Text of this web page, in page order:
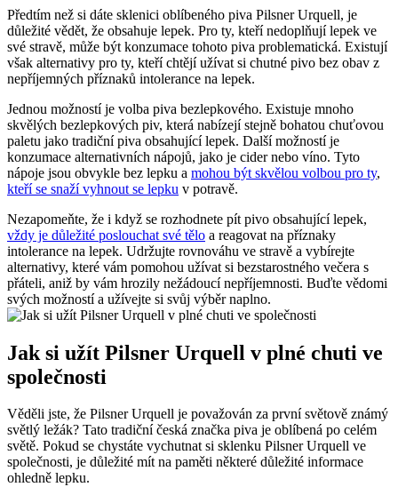
Předtím než si dáte sklenici oblíbeného piva Pilsner Urquell, je
důležité vědět, že obsahuje lepek. Pro ty, kteří nedoplňují lepek ve
své stravě, může být konzumace tohoto piva problematická. Existují
však alternativy pro ty, kteří chtějí užívat si chutné pivo bez obav z
nepříjemných příznaků intolerance na lepek.
Jednou možností je volba piva bezlepkového. Existuje mnoho
skvělých bezlepkových piv, která nabízejí stejně bohatou chuťovou
paletu jako tradiční piva obsahující lepek. Další možností je
konzumace alternativních nápojů, jako je cider nebo víno. Tyto
nápoje jsou obvykle bez lepku a mohou být skvělou volbou pro ty,
kteří se snaží vyhnout se lepku v potravě.
Nezapomeňte, že i když se rozhodnete pít pivo obsahující lepek,
vždy je důležité poslouchat své tělo a reagovat na příznaky
intolerance na lepek. Udržujte rovnováhu ve stravě a vybírejte
alternativy, které vám pomohou užívat si bezstarostného večera s
přáteli, aniž by vám hrozily nežádoucí nepříjemnosti. Buďte vědomi
svých možností a užívejte si svůj výběr naplno.
Jak si užít Pilsner Urquell v plné chuti ve
společnosti
Věděli jste, že Pilsner Urquell je považován za první světově známý
světlý ležák? Tato tradiční česká značka piva je oblíbená po celém
světě. Pokud se chystáte vychutnat si sklenku Pilsner Urquell ve
společnosti, je důležité mít na paměti některé důležité informace
ohledně lepku.